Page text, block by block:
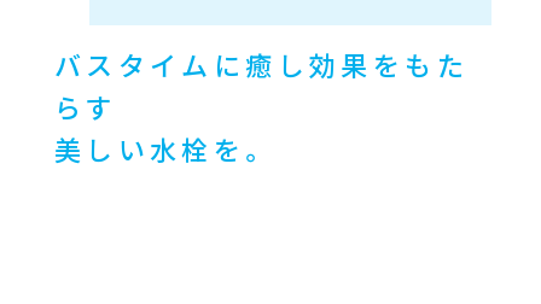
バスタイムに癒し効果をもた
らす
美しい水栓を。